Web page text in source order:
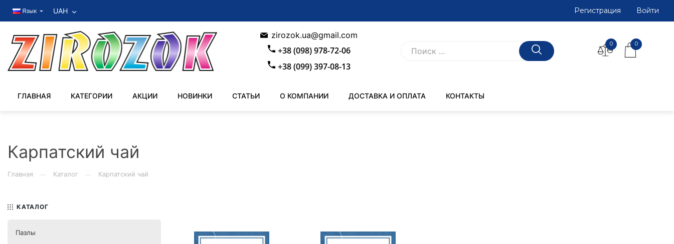
Язык UAH Регистрация Войти
zirozok.ua@gmail.com
+38 (098) 978-72-06
+38 (099) 397-08-13
0 0
ГЛАВНАЯ КАТЕГОРИИ АКЦИИ НОВИНКИ СТАТЬИ О КОМПАНИИ ДОСТАВКА И ОПЛАТА КОНТАКТЫ
Карпатский чай
Главная Каталог Карпатский чай
КАТАЛОГ
Пазлы